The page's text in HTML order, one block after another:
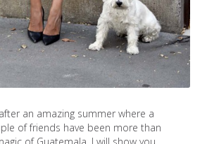
an amazing summer where a
of friends have been more than